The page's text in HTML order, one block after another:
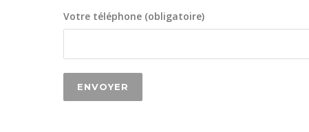
Votre téléphone (obligatoire)